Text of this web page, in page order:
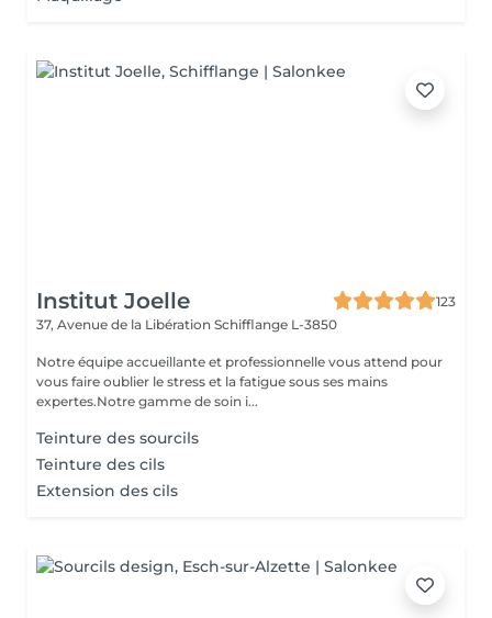
Institut Joelle
123
37, Avenue de la Libération Schifflange L-3850
Notre équipe accueillante et professionnelle vous attend pour
vous faire oublier le stress et la fatigue sous ses mains
expertes.Notre gamme de soin i...
Teinture des sourcils
Teinture des cils
Extension des cils